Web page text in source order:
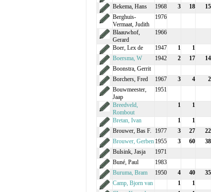
Bekema, Hans
1968 3 18 15
Berghuis-
Vermaat, Judith
1976
Blaauwhof,
Gerard
1966
Boer, Lex de 1947 1 1
Boersma, W
1942 2 17 14
Boonstra, Gerrit
Borchers, Fred
1967 3 4 2
Bouwmeester,
Jaap
1951
Breedveld,
Rombout
1 1
Bretan, Ivan 1 1
Brouwer, Bas F.
1977 3 27 22
Brouwer, Gerben 1955 3 60 38
Bulsink, Jasja
1971
Buné, Paul
1983
Buruma, Bram
1950 4 40 35
Camp, Bjorn van
1 1